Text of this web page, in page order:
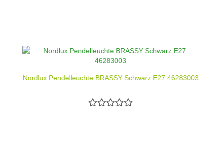
Nordlux Pendelleuchte BRASSY Schwarz E27 46283003